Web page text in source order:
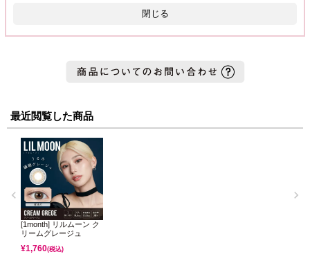
閉じる
最近閲覧した商品
[1month] リルムーン ク
リームグレージュ
¥1,760(税込)